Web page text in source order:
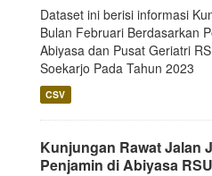
Dataset ini berisi informasi
Bulan Februari Berdasarkan
Abiyasa dan Pusat Geriatri
Soekarjo Pada Tahun 2023
CSV
Kunjungan Rawat Jalan
Penjamin di Abiyasa